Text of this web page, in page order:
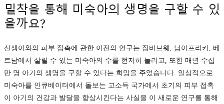
밀착을 통해 미숙아의 생명을 구할 수 있
을까요?
신생아와의 피부 접촉에 관한 이전의 연구는 짐바브웨, 남아프리카, 베
트남에서 살릴 수 있는 미숙아의 수를 현저히 늘리고, 또한 매년 수십
만 명 아기의 생명을 구할 수 있다는 희망을 주었습니다. 일상적으로
미숙아를 인큐베이터에서 돌보는 고소득 국가에서 초기의 피부 접촉
이 아기의 건강과 발달을 향상시킨다는 사실을 이 새로운 연구를 통해